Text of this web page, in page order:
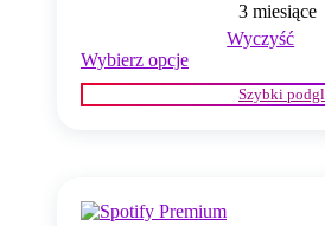
3 miesiące
Wyczyść
Wybierz opcjeTen
produkt
ma
wybrać
Szybki